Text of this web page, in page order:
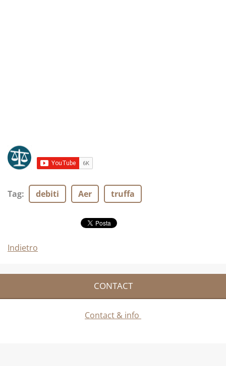
Tag: debiti Aer truffa
Indietro
CONTACT
Contact & info